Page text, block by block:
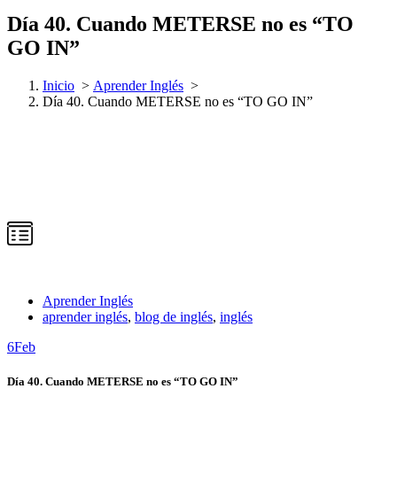
Día 40. Cuando METERSE no es “TO
GO IN”
Inicio > Aprender Inglés >
Día 40. Cuando METERSE no es “TO GO IN”
Aprender Inglés
aprender inglés, blog de inglés, inglés
6Feb
Día 40. Cuando METERSE no es “TO GO IN”